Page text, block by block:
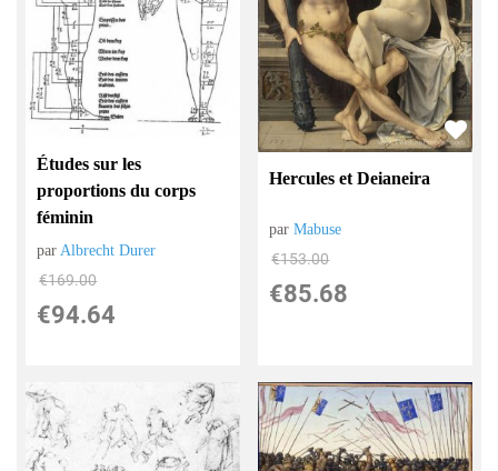
Études sur les
proportions du corps
féminin
parAlbrecht Durer
€169.00
€94.64
Hercules et Deianeira
parMabuse
€153.00
€85.68